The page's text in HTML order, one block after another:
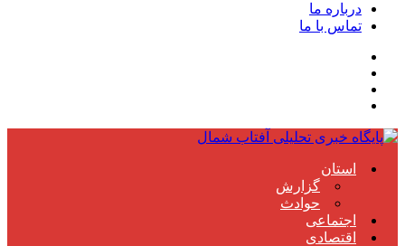
درباره ما
تماس با ما
استان
گزارش
حوادث
اجتماعی
اقتصادی